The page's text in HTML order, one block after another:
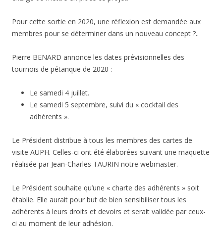
Pour cette sortie en 2020, une réflexion est demandée aux
membres pour se déterminer dans un nouveau concept ?..
Pierre BENARD annonce les dates prévisionnelles des
tournois de pétanque de 2020 :
Le samedi 4 juillet.
Le samedi 5 septembre, suivi du « cocktail des
adhérents ».
Le Président distribue à tous les membres des cartes de
visite AUPH. Celles-ci ont été élaborées suivant une maquette
réalisée par Jean-Charles TAURIN notre webmaster.
Le Président souhaite qu’une « charte des adhérents » soit
établie. Elle aurait pour but de bien sensibiliser tous les
adhérents à leurs droits et devoirs et serait validée par ceux-
ci au moment de leur adhésion.